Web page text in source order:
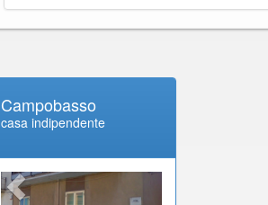
Campobasso
casa indipendente